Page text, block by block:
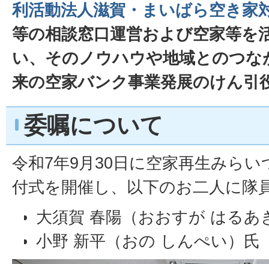
利活動法人滋賀・まいばら空き家
等の相談窓口運営および空家等を
い、そのノウハウや地域とのつな
来の空家バンク事業発展のけん引
委嘱について
令和7年9月30日に空家再生みらい
付式を開催し、以下のお二人に隊
大須賀 春陽（おおすが はるあ
小野 新平（おの しんぺい）氏